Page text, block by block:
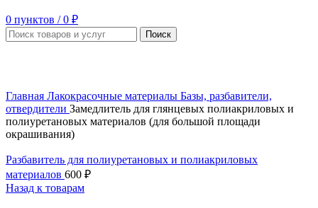
0 пунктов / 0 ₽
Поиск
Главная Лакокрасочные материалы Базы, разбавители,
отвердители Замедлитель для глянцевых полиакриловых и
полиуретановых материалов (для большой площади
окрашивания)
Разбавитель для полиуретановых и полиакриловых
материалов 600 ₽
Назад к товарам